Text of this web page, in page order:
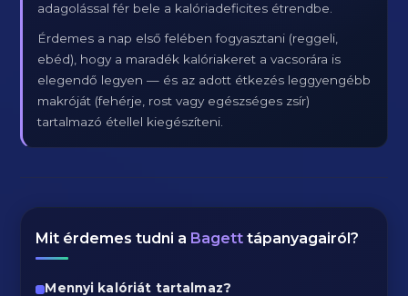
adagolással fér bele a kalóriadeficites étrendbe.
Érdemes a nap első felében fogyasztani (reggeli,
ebéd), hogy a maradék kalóriakeret a vacsorára is
elegendő legyen — és az adott étkezés leggyengébb
makróját (fehérje, rost vagy egészséges zsír)
tartalmazó étellel kiegészíteni.
Mit érdemes tudni a Bagett tápanyagairól?
Mennyi kalóriát tartalmaz?